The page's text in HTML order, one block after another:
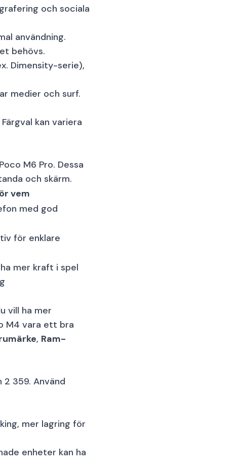
och sociala
användning.
behövs.
Dimensity-serie),
medier och surf.
kan variera
M6 Pro. Dessa
och skärm.
vem
med god
för enklare
mer kraft i spel
vill ha mer
M4 vara ett bra
, Ram-
359. Använd
mer lagring för
enheter kan ha